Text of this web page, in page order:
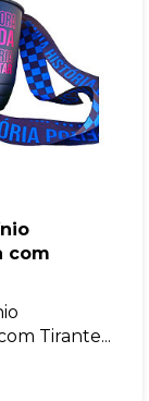
com
Tirante...